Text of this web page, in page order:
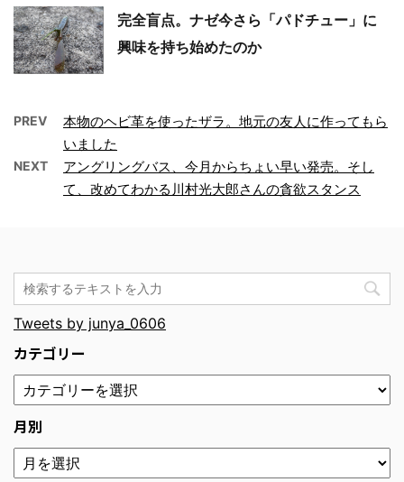
完全盲点。ナゼ今さら「パドチュー」に
興味を持ち始めたのか
PREV
本物のヘビ革を使ったザラ。地元の友人に作ってもら
いました
NEXT
アングリングバス、今月からちょい早い発売。そし
て、改めてわかる川村光大郎さんの貪欲スタンス
Tweets by junya_0606
カテゴリー
月別